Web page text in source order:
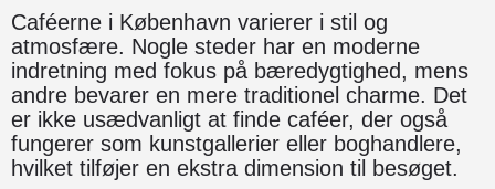
Caféerne i København varierer i stil og
atmosfære. Nogle steder har en moderne
indretning med fokus på bæredygtighed, mens
andre bevarer en mere traditionel charme. Det
er ikke usædvanligt at finde caféer, der også
fungerer som kunstgallerier eller boghandlere,
hvilket tilføjer en ekstra dimension til besøget.